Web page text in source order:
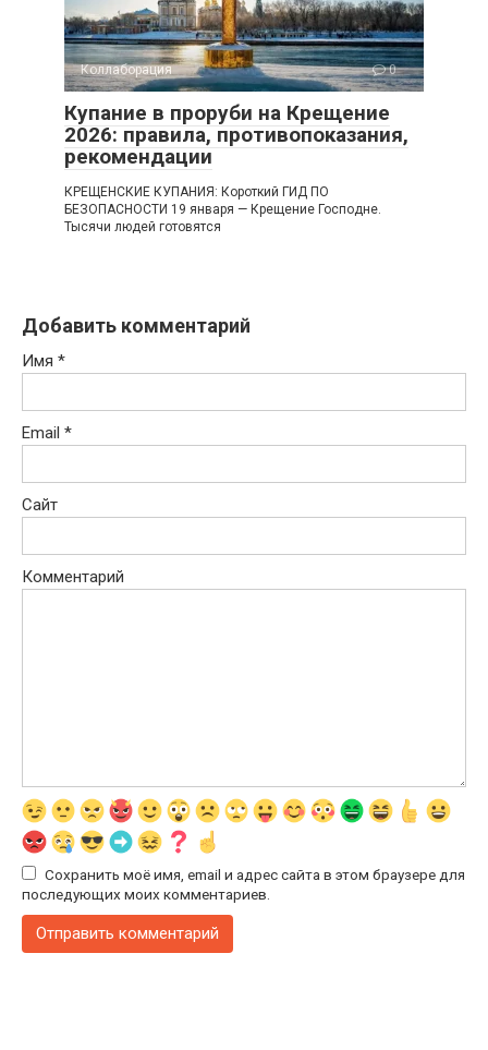
Коллаборация 0
Купание в проруби на Крещение
2026: правила, противопоказания,
рекомендации
КРЕЩЕНСКИЕ КУПАНИЯ: Короткий ГИД ПО
БЕЗОПАСНОСТИ 19 января — Крещение Господне.
Тысячи людей готовятся
Добавить комментарий
Имя *
Email *
Сайт
Комментарий
Сохранить моё имя, email и адрес сайта в этом браузере для
последующих моих комментариев.